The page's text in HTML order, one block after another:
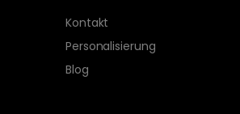
Kontakt
Personalisierung
Blog